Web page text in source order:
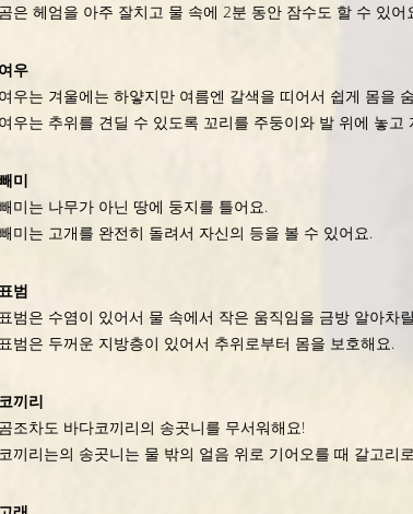
은 헤엄을 아주 잘치고 물 속에 2분 동안 잠수도 할 수 있어
우
우는 겨울에는 하얗지만 여름엔 갈색을 띠어서 쉽게 몸을
우는 추위를 견딜 수 있도록 꼬리를 주둥이와 발 위에 놓고
미
미는 나무가 아닌 땅에 둥지를 틀어요.
미는 고개를 완전히 돌려서 자신의 등을 볼 수 있어요.
범
범은 수염이 있어서 물 속에서 작은 움직임을 금방 알아차
범은 두꺼운 지방층이 있어서 추위로부터 몸을 보호해요.
끼리
조차도 바다코끼리의 송곳니를 무서워해요!
끼리는의 송곳니는 물 밖의 얼음 위로 기어오를 때 갈고리